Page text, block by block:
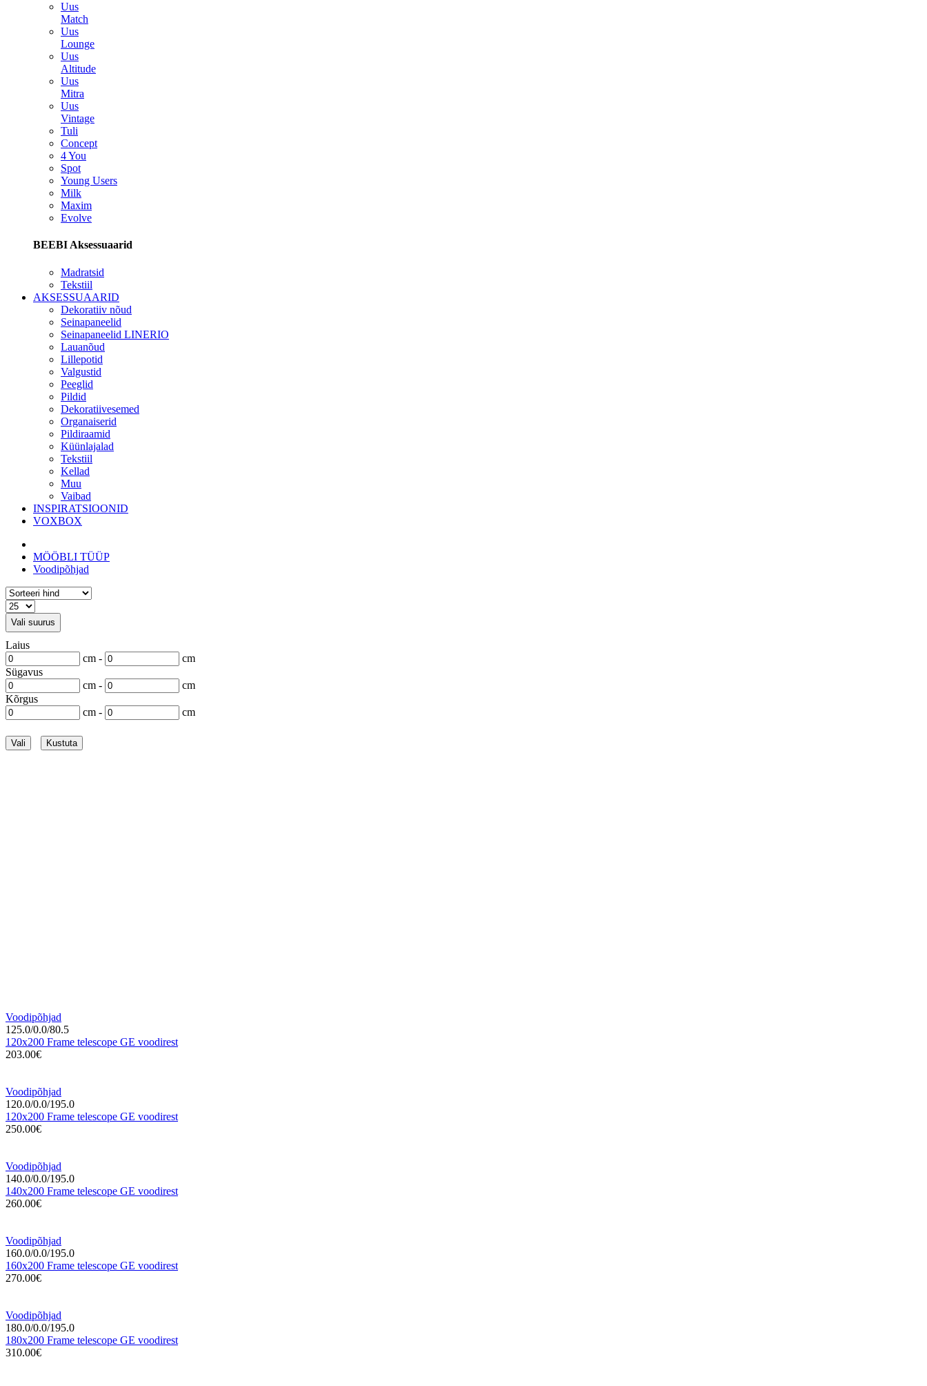
Uus
Match
Uus
Lounge
Uus
Altitude
Uus
Mitra
Uus
Vintage
Tuli
Concept
4 You
Spot
Young Users
Milk
Maxim
Evolve
BEEBI Aksessuaarid
Madratsid
Tekstiil
AKSESSUAARID
Dekoratiiv nõud
Seinapaneelid
Seinapaneelid LINERIO
Lauanõud
Lillepotid
Valgustid
Peeglid
Pildid
Dekoratiivesemed
Organaiserid
Pildiraamid
Küünlajalad
Tekstiil
Kellad
Muu
Vaibad
INSPIRATSIOONID
VOXBOX
MÖÖBLI TÜÜP
Voodipõhjad
Vali suurus
Laius
cm -
cm
Sügavus
cm -
cm
Kõrgus
cm -
cm
Vali Kustuta
Voodipõhjad
125.0/0.0/80.5
120x200 Frame telescope GE voodirest
203.00€
Voodipõhjad
120.0/0.0/195.0
120x200 Frame telescope GE voodirest
250.00€
Voodipõhjad
140.0/0.0/195.0
140x200 Frame telescope GE voodirest
260.00€
Voodipõhjad
160.0/0.0/195.0
160x200 Frame telescope GE voodirest
270.00€
Voodipõhjad
180.0/0.0/195.0
180x200 Frame telescope GE voodirest
310.00€